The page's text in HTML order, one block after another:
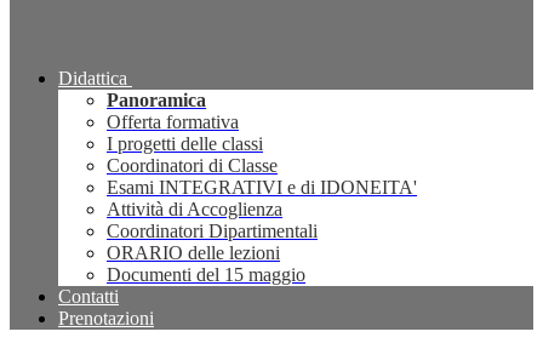
Didattica
Panoramica
Offerta formativa
I progetti delle classi
Coordinatori di Classe
Esami INTEGRATIVI e di IDONEITA'
Attività di Accoglienza
Coordinatori Dipartimentali
ORARIO delle lezioni
Documenti del 15 maggio
Contatti
Prenotazioni